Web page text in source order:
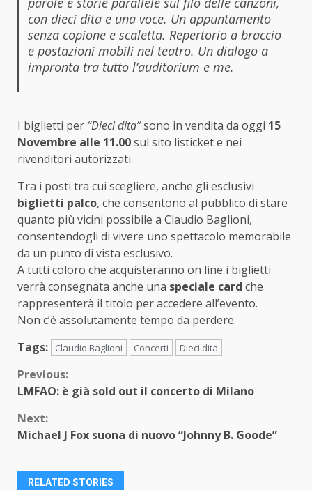
con dieci dita e una voce. Un appuntamento
senza copione e scaletta. Repertorio a braccio
e postazioni mobili nel teatro. Un dialogo a
impronta tra tutto l’auditorium e me.
I biglietti per “Dieci dita”sono in vendita da oggi 15
Novembre alle 11.00sul sito listicket e nei
rivenditori autorizzati.
Tra i posti tra cui scegliere, anche gli esclusivi
biglietti palco, che consentono al pubblico di stare
quanto più vicini possibile a Claudio Baglioni,
consentendogli di vivere uno spettacolo memorabile
da un punto di vista esclusivo.
A tutti coloro che acquisteranno on line i biglietti
verrà consegnata anche una speciale card che
rappresenterà il titolo per accedere all’evento.
Non c’è assolutamente tempo da perdere.
Tags:
Claudio Baglioni Concerti Dieci dita
Continue
Reading
Previous:
LMFAO: è già sold out il concerto di Milano
Next:
Michael J Fox suona di nuovo “Johnny B. Goode”
RELATED STORIES